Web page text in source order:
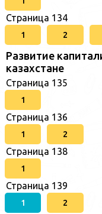
Страница 134
1 2
Развитие
казахстане
Страница 135
1
Страница 136
1 2
Страница 138
1
Страница 139
1 2